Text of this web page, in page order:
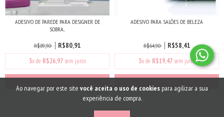
Ao navegar por este site você aceita o uso de cookiespara agilizar a sua
experiência de compra.
ADESIVO DE PAREDE PARA DESIGNER DE
SOBRA...
R$89,90 R$80,91
3x de R$26,97sem juros
ADESIVO PARA SALÕES DE BELEZA
R$64,90 R$58,41
3x de R$19,47sem juros